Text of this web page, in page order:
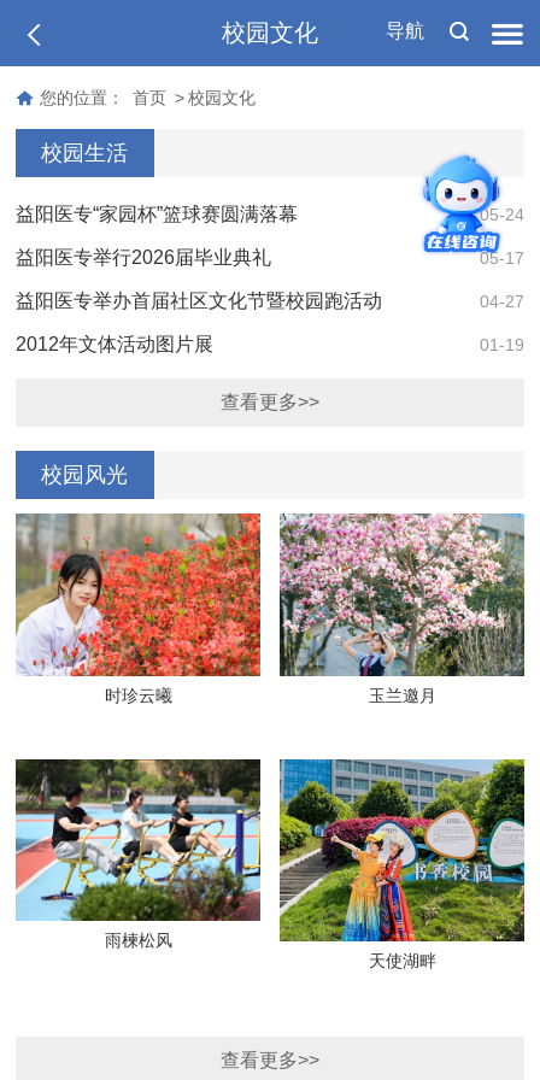
导航
校园文化
您的位置： 首页 > 校园文化
校园生活
05-24
益阳医专“家园杯”篮球赛圆满落幕
05-17
益阳医专举行2026届毕业典礼
04-27
益阳医专举办首届社区文化节暨校园跑活动
01-19
2012年文体活动图片展
查看更多>>
校园风光
时珍云曦 玉兰邀月
雨楝松风
天使湖畔
查看更多>>